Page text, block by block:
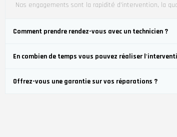
Nos engagements sont la rapidité d’intervention, la
Comment prendre rendez-vous avec un technicien ?
En combien de temps vous pouvez réaliser
Offrez-vous une garantie sur vos réparations ?